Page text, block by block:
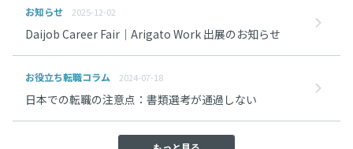
お知らせ 2025-12-02
Daijob Career Fair｜Arigato Work 出展のお知らせ
お役立ち転職コラム 2024-07-18
日本での転職の注意点：書類選考が通過しない